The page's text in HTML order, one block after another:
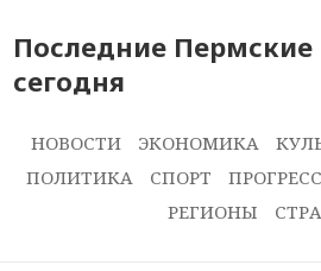
Последние Пермские
сегодня
НОВОСТИ ЭКОНОМИКА
ПОЛИТИКА
СПОРТ ПРОГРЕСС
РЕГИОНЫ